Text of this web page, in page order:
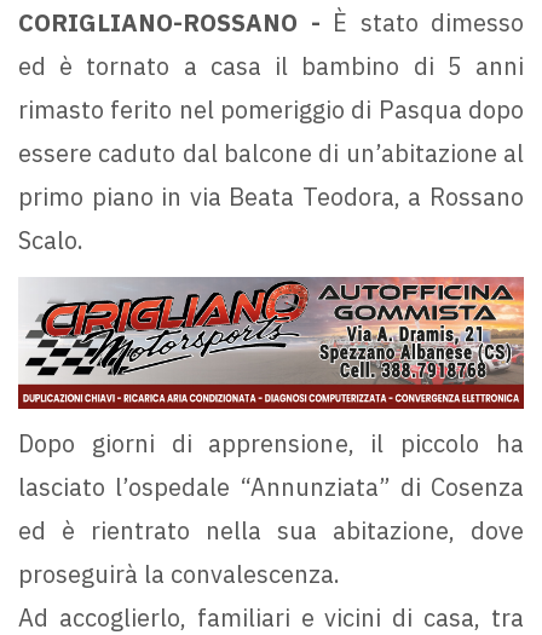
CORIGLIANO-ROSSANO - È stato dimesso
ed è tornato a casa il bambino di 5 anni
rimasto ferito nel pomeriggio di Pasqua dopo
essere caduto dal balcone di un’abitazione al
primo piano in via Beata Teodora, a Rossano
Scalo.
Dopo giorni di apprensione, il piccolo ha
lasciato l’ospedale “Annunziata” di Cosenza
ed è rientrato nella sua abitazione, dove
proseguirà la convalescenza.
Ad accoglierlo, familiari e vicini di casa, tra